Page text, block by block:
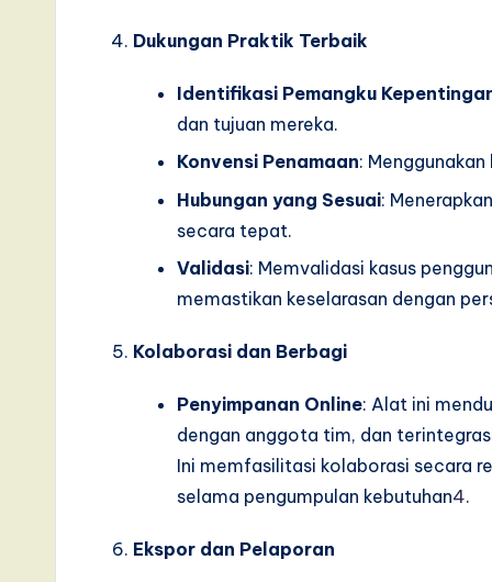
Dukungan Praktik Terbaik
Identifikasi Pemangku
dan tujuan mereka.
Konvensi Penamaan:
Hubungan yang Sesuai:
secara tepat.
Validasi: Memvalidasi kasus
memastikan keselarasan dengan
Kolaborasi dan Berbagi
Penyimpanan Online: Alat ini
dengan anggota tim, dan
Ini memfasilitasi kolaborasi secara
selama pengumpulan kebutuhan4.
Ekspor dan Pelaporan